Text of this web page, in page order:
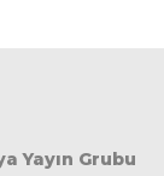
Yayın Grubu